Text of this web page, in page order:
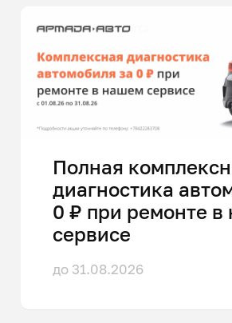
Полная
диагностика
0 ₽ при ремонте
сервисе
до 31.08.2026